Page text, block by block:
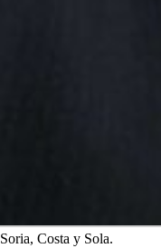
Soria, Costa y Sola.